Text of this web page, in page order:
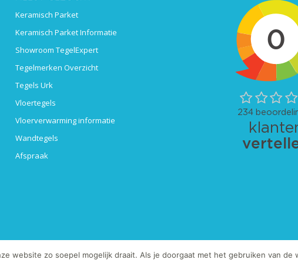
Keramisch Parket
Keramisch Parket Informatie
Showroom TegelExpert
Tegelmerken Overzicht
Tegels Urk
Vloertegels
Vloerverwarming informatie
Wandtegels
Afspraak
website zo soepel mogelijk draait. Als je doorgaat met het gebruiken van